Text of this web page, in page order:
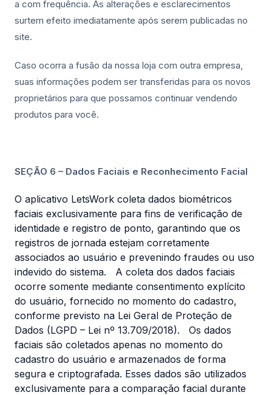
a com frequência. As alterações e esclarecimentos
surtem efeito imediatamente após serem publicadas no
site.
Caso ocorra a fusão da nossa loja com outra empresa,
suas informações podem ser transferidas para os novos
proprietários para que possamos continuar vendendo
produtos para você.
SEÇÃO 6 – Dados Faciais e Reconhecimento Facial
O aplicativo LetsWork coleta dados biométricos
faciais exclusivamente para fins de verificação de
identidade e registro de ponto, garantindo que os
registros de jornada estejam corretamente
associados ao usuário e prevenindo fraudes ou uso
indevido do sistema. A coleta dos dados faciais
ocorre somente mediante consentimento explícito
do usuário, fornecido no momento do cadastro,
conforme previsto na Lei Geral de Proteção de
Dados (LGPD – Lei nº 13.709/2018). Os dados
faciais são coletados apenas no momento do
cadastro do usuário e armazenados de forma
segura e criptografada. Esses dados são utilizados
exclusivamente para a comparação facial durante